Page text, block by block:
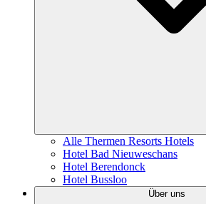
Alle Thermen Resorts Hotels
Hotel Bad Nieuweschans
Hotel Berendonck
Hotel Bussloo
Über uns